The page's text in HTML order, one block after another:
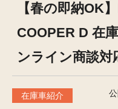
【春の即納OK
COOPER D 在
ンライン商談対
在庫車紹介